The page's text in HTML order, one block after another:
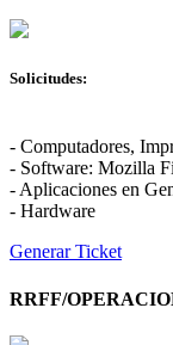
Solicitudes:
- Computadores,
- Software: Mozilla
- Aplicaciones en
- Hardware
Generar Ticket
RRFF/